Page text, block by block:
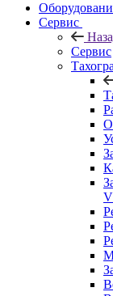
Сервис
Сервис